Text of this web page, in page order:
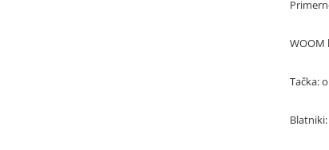
WOOM
Tačka: